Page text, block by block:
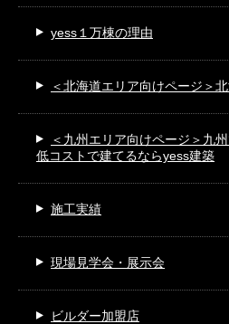
yess１万棟の理由
＜北海道エリア向けページ＞
＜九州エリア向けページ＞ 九
低コストで建てるならyess建築
施工実績
現場見学会・展示会
ビルダー加盟店